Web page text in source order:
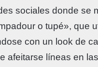
sociales donde se
o tupé», que
con un look de
afeitarse líneas en